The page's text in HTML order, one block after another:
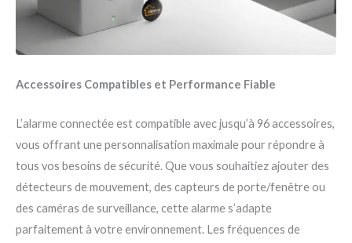
Accessoires Compatibles et Performance Fiable
L’alarme connectée est compatible avec jusqu’à 96 accessoires,
vous offrant une personnalisation maximale pour répondre à
tous vos besoins de sécurité. Que vous souhaitiez ajouter des
détecteurs de mouvement, des capteurs de porte/fenêtre ou
des caméras de surveillance, cette alarme s’adapte
parfaitement à votre environnement. Les fréquences de